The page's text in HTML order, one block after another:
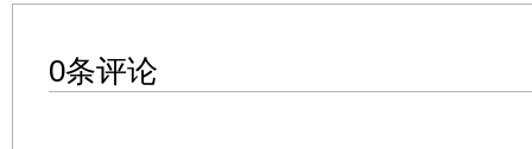
0条评论